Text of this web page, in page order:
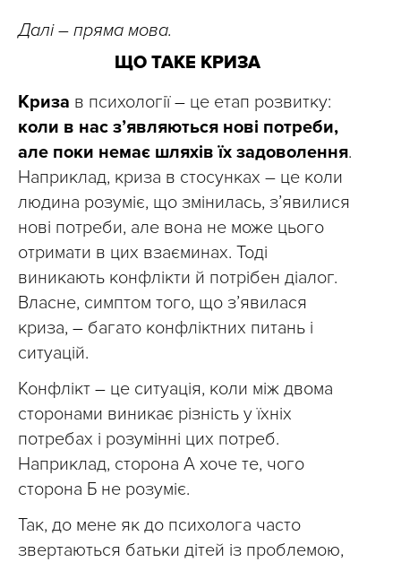
Далі – пряма мова.
ЩО ТАКЕ КРИЗА
Криза в психології– це етап розвитку:
коли в нас з’являються нові потреби,
але поки немає шляхів їх задоволення.
Наприклад, криза в стосунках – це коли
людина розуміє, що змінилась, з’явилися
нові потреби, але вона не може цього
отримати в цих взаєминах. Тоді
виникають конфлікти й потрібен діалог.
Власне, симптом того, що з’явилася
криза, – багато конфліктних питань і
ситуацій.
Конфлікт – це ситуація, коли між двома
сторонами виникає різність у їхніх
потребах і розумінні цих потреб.
Наприклад, сторона А хоче те, чого
сторона Б не розуміє.
Так, до мене як до психолога часто
звертаються батьки дітей із проблемою,